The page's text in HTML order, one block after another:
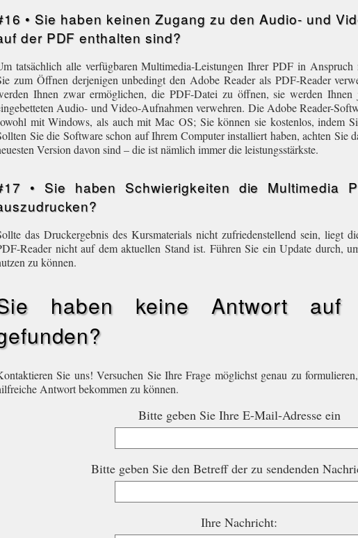
• Sie haben keinen Zugang zu den Audio- und
der PDF enthalten sind?
tatsächlich alle verfügbaren Multimedia-Leistungen Ihrer PDF in Anspruch
zum Öffnen derjenigen unbedingt den Adobe Reader als PDF-Reader
Ihnen zwar ermöglichen, die PDF-Datei zu öffnen, sie werden
Audio- und Video-Aufnahmen verwehren. Die Adobe Reader-
mit Windows, als auch mit Mac OS; Sie können sie kostenlos, indem
Sie die Software schon auf Ihrem Computer installiert haben, achten Sie
Version davon sind – die ist nämlich immer die leistungsstärkste.
• Sie haben Schwierigkeiten die Multimedia
das Druckergebnis des Kursmaterials nicht zufriedenstellend sein, liegt
Reader nicht auf dem aktuellen Stand ist. Führen Sie ein Update durch,
zu können.
haben keine Antwort auf
Sie uns! Versuchen Sie Ihre Frage möglichst genau zu
Antwort bekommen zu können.
Bitte geben Sie Ihre E-Mail-Adresse ein
Bitte geben Sie den Betreff der zu sendenden
Ihre Nachricht: